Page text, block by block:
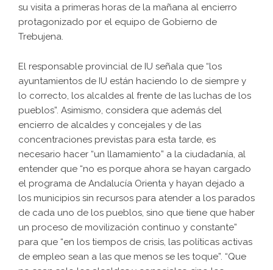
su visita a primeras horas de la mañana al encierro
protagonizado por el equipo de Gobierno de
Trebujena.
El responsable provincial de IU señala que “los
ayuntamientos de IU están haciendo lo de siempre y
lo correcto, los alcaldes al frente de las luchas de los
pueblos”. Asimismo, considera que además del
encierro de alcaldes y concejales y de las
concentraciones previstas para esta tarde, es
necesario hacer “un llamamiento” a la ciudadanía, al
entender que “no es porque ahora se hayan cargado
el programa de Andalucía Orienta y hayan dejado a
los municipios sin recursos para atender a los parados
de cada uno de los pueblos, sino que tiene que haber
un proceso de movilización continuo y constante”
para que “en los tiempos de crisis, las políticas activas
de empleo sean a las que menos se les toque”. “Que